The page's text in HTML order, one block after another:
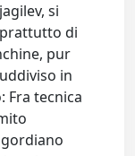
si
di
pur
in
Fra tecnica
gordiano